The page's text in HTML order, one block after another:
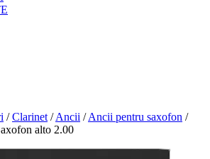
/Clarinet /Ancii /Ancii pentru saxofon /
alto 2.00